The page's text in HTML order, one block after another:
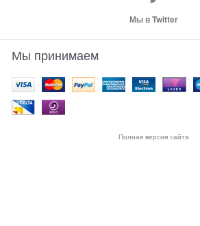
Мы в Twitter
Мы принимаем
Полная версия сайта